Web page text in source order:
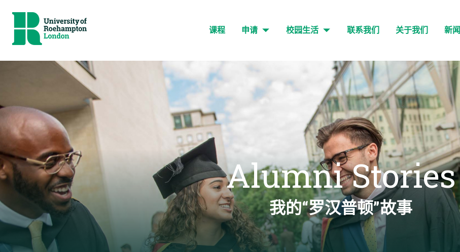
Skip
content
课程 申请 校园生活 联系我们 关于我们 新闻
Alumni Stories
我的“罗汉普顿”故事